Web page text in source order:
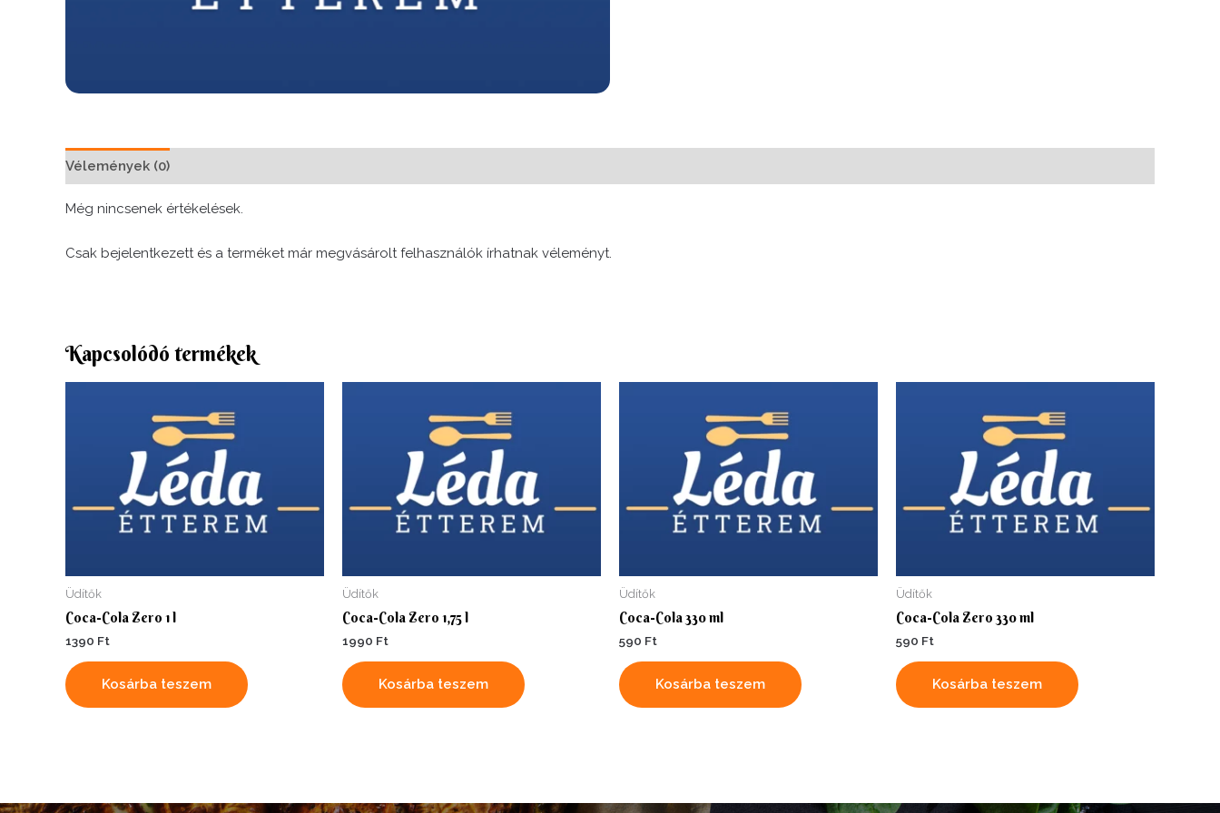
Vélemények (0)
Még nincsenek értékelések.
Csak bejelentkezett és a terméket már megvásárolt felhasználók írhatnak véleményt.
Kapcsolódó termékek
Üdítők
Coca-Cola Zero 1 l
1390 Ft
Kosárba teszem
Üdítők
Coca-Cola Zero 1,75 l
1990 Ft
Kosárba teszem
Üdítők
Coca-Cola 330 ml
590 Ft
Kosárba teszem
Üdítők
Coca-Cola Zero 330 ml
590 Ft
Kosárba teszem